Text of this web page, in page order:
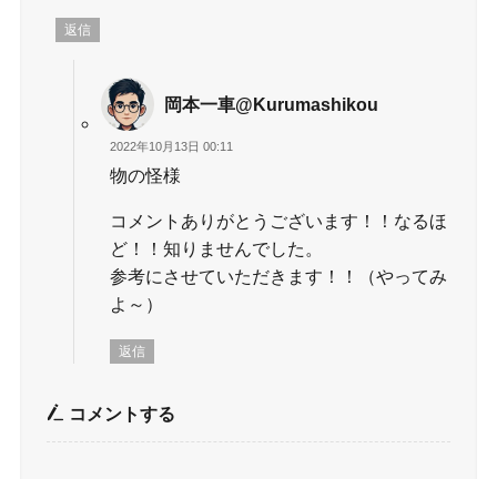
返信
岡本一車@Kurumashikou
2022年10月13日 00:11
物の怪様
コメントありがとうございます！！なるほ
ど！！知りませんでした。
参考にさせていただきます！！（やってみ
よ～）
返信
コメントする